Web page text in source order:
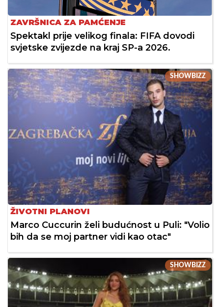
ZAVRŠNICA ZA PAMĆENJE
Spektakl prije velikog finala: FIFA dovodi
svjetske zvijezde na kraj SP-a 2026.
SHOWBIZZ
ŽIVOTNI PLANOVI
Marco Cuccurin želi budućnost u Puli: "Volio
bih da se moj partner vidi kao otac"
SHOWBIZZ